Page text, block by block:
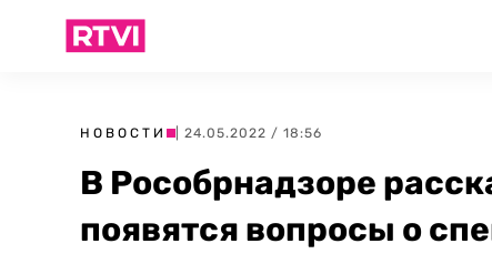
НОВОСТИ | 24.05.2022 / 18:56
В Рособрнадзоре
появятся вопросы о